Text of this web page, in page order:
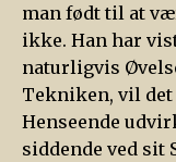
man født til at
ikke. Han har
naturligvis
Tekniken, vil
Henseende
siddende ved